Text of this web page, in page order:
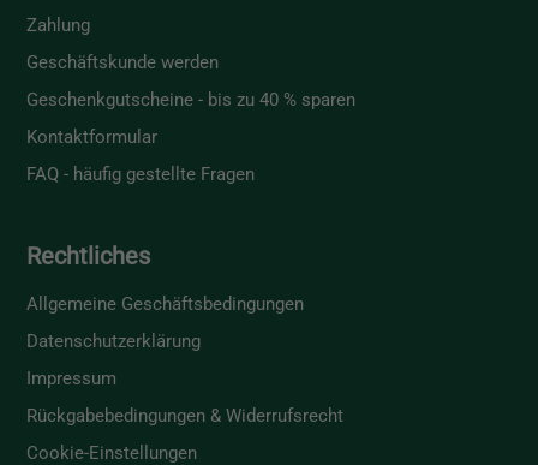
Zahlung
Geschäftskunde werden
Geschenkgutscheine - bis zu 40 % sparen
Kontaktformular
FAQ - häufig gestellte Fragen
Rechtliches
Allgemeine Geschäftsbedingungen
Datenschutzerklärung
Impressum
Rückgabebedingungen & Widerrufsrecht
Cookie-Einstellungen